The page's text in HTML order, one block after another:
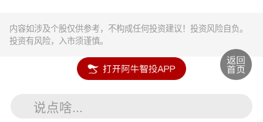
内容如涉及个股仅供参考，不构成任何投资建议！投资风险自负。
投资有风险，入市须谨慎。
说点啥...